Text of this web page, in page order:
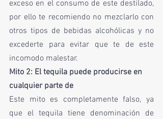
exceso en el consumo de este destilado,
por ello te recomiendo no mezclarlo con
otros tipos de bebidas alcohólicas y no
excederte para evitar que te de este
incomodo malestar.
Mito 2: El tequila puede producirse en
cualquier parte de
Este mito es completamente falso, ya
que el tequila tiene denominación de